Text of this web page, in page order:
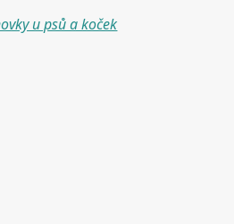
u psů a koček